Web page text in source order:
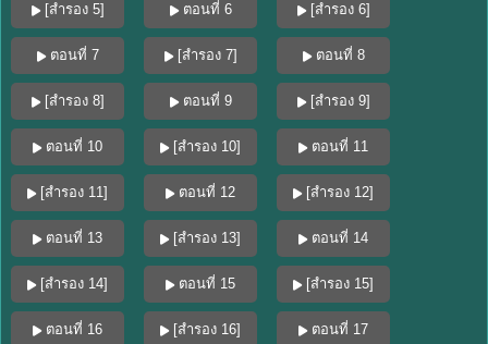
[สำรอง 5] ตอนที่ 6 [สำรอง 6]
ตอนที่ 7 [สำรอง 7] ตอนที่ 8
[สำรอง 8] ตอนที่ 9 [สำรอง 9]
ตอนที่ 10 [สำรอง 10] ตอนที่ 11
[สำรอง 11] ตอนที่ 12 [สำรอง 12]
ตอนที่ 13 [สำรอง 13] ตอนที่ 14
[สำรอง 14] ตอนที่ 15 [สำรอง 15]
ตอนที่ 16 [สำรอง 16] ตอนที่ 17